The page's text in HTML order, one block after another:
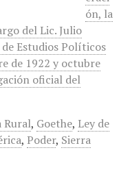
ón, la
del Lic. Julio
de Estudios Políticos
de 1922 y octubre
oficial del
Rural, Goethe, Ley de
, Poder, Sierra